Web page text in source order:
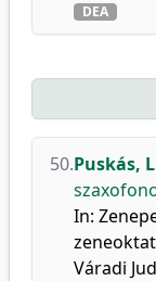
DEA
50.Puskás,
In:
Váradi